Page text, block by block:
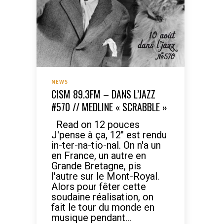
NEWS
CISM 89.3FM – DANS L’JAZZ
#570 // MEDLINE « SCRABBLE »
Read on 12 pouces
J'pense à ça, 12" est rendu
in-ter-na-tio-nal. On n'a un
en France, un autre en
Grande Bretagne, pis
l'autre sur le Mont-Royal.
Alors pour fêter cette
soudaine réalisation, on
fait le tour du monde en
musique pendant...